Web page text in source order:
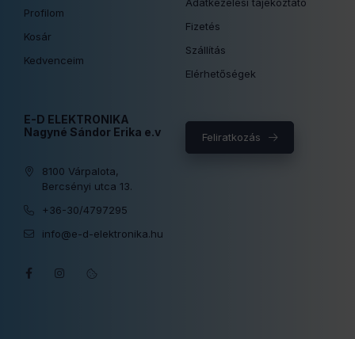
Profilom
Kosár
Kedvenceim
Adatkezelési tájékoztató
Fizetés
Szállítás
Elérhetőségek
E-D ELEKTRONIKA
Nagyné Sándor Erika e.v
8100 Várpalota,
Bercsényi utca 13.
+36-30/4797295
info@e-d-elektronika.hu
Feliratkozás